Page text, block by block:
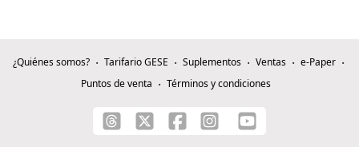
¿Quiénes somos? Tarifario GESE Suplementos Ventas
e-Paper
Puntos de venta
Términos y condiciones